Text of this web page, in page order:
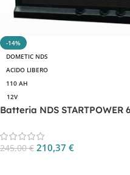
-14%
DOMETIC NDS
ACIDO LIBERO
110 AH
12V
Batteria NDS STARTPOWER
245,00€ 210,37 €